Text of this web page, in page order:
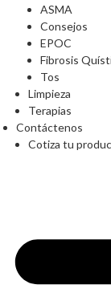
ASMA
Consejos
EPOC
Fibrosis
Tos
Limpieza
Terapias
Contáctenos
Cotiza tu